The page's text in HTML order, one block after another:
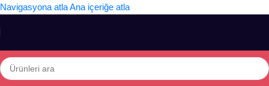
Navigasyona atlaAna içeriğe atla